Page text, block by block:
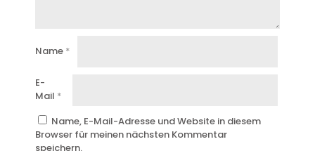
Name *
E-
Mail *
Name, E-Mail-Adresse und Website in diesem
Browser für meinen nächsten Kommentar
speichern.